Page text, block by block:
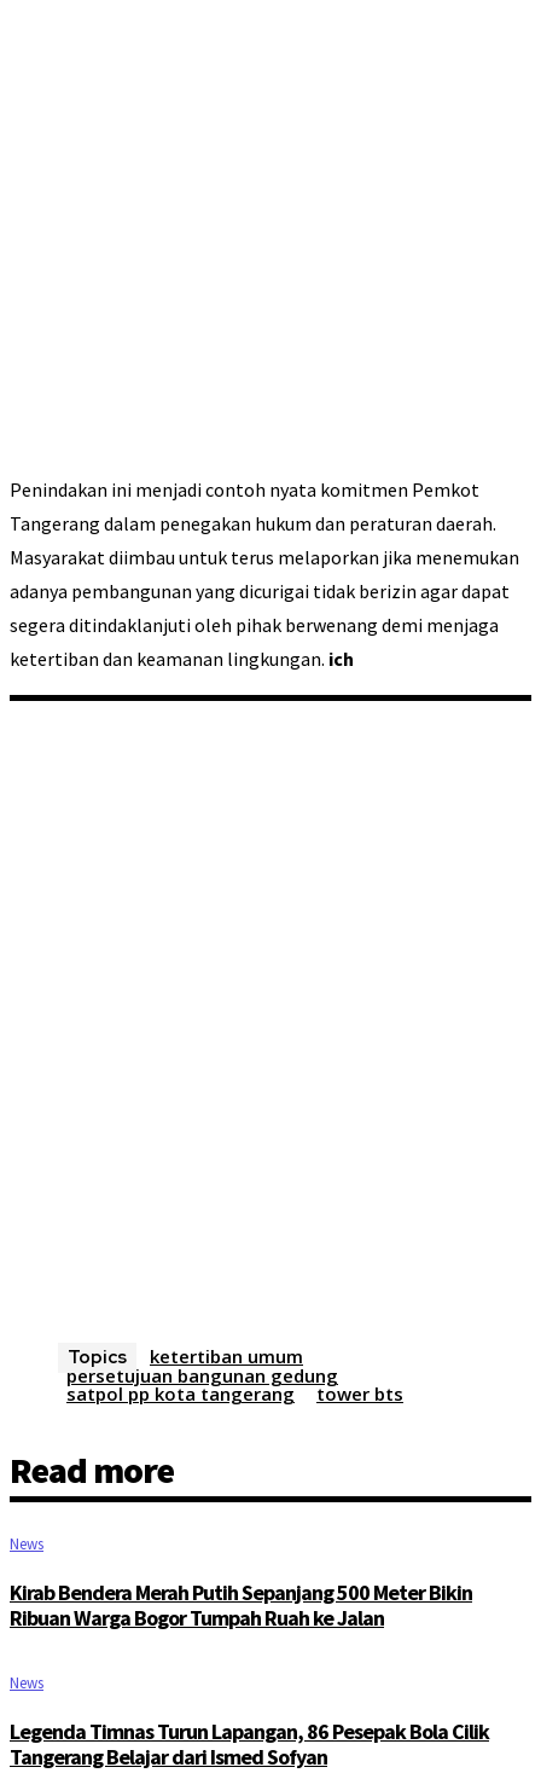
Penindakan ini menjadi contoh nyata komitmen Pemkot
Tangerang dalam penegakan hukum dan peraturan daerah.
Masyarakat diimbau untuk terus melaporkan jika menemukan
adanya pembangunan yang dicurigai tidak berizin agar dapat
segera ditindaklanjuti oleh pihak berwenang demi menjaga
ketertiban dan keamanan lingkungan. ich
Topics
ketertiban umum
persetujuan bangunan gedung
satpol pp kota tangerang tower bts
Read more
News
Kirab Bendera Merah Putih Sepanjang 500 Meter Bikin
Ribuan Warga Bogor Tumpah Ruah ke Jalan
News
Legenda Timnas Turun Lapangan, 86 Pesepak Bola Cilik
Tangerang Belajar dari Ismed Sofyan